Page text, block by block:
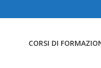
CORSI DI